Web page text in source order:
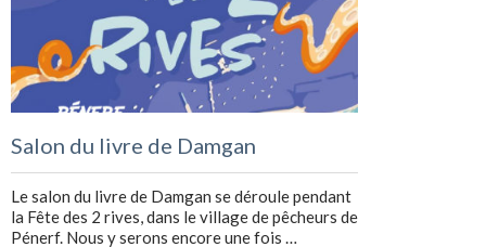
Salon du livre de Damgan
Le salon du livre de Damgan se déroule pendant
la Fête des 2 rives, dans le village de pêcheurs de
Pénerf. Nous y serons encore une fois …